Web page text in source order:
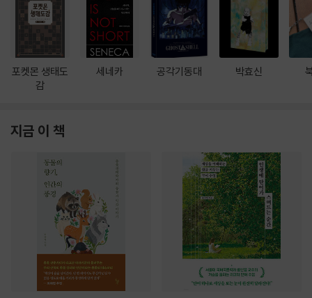
포켓몬 생태도
감
세네카 공각기동대 박효신
지금 이 책